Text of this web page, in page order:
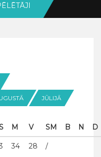
JŪLIJĀ
M V SM B N D
34 28 /